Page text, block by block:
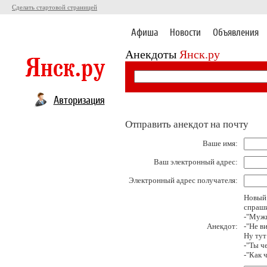
Сделать стартовой страницей
Афиша Новости Объявления
Анекдоты Янск.ру
Авторизация
Отправить анекдот на почту
Ваше имя:
Ваш электронный адрес:
Электронный адрес получателя:
Анекдот:
Новый
-
-"Не
Ну
-"Ты
-"Как